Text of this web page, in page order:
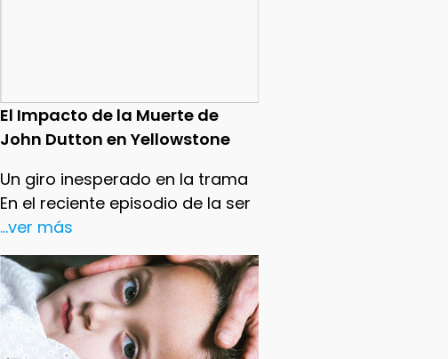
El Impacto de la Muerte de
John Dutton en Yellowstone
Un giro inesperado en la trama
En el reciente episodio de la ser
...ver más